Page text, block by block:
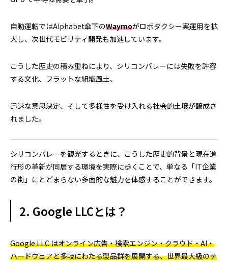
自動運転ではAlphabet傘下のWaymoがロボタクシー実運用を拡
大し、次世代モビリティ開発も加速しています。
こうした歴史の積み重ねにより、シリコンバレーには失敗を許容
する文化、フラットな組織風土、
迅速な意思決定、そして多様性を受け入れる社会的土壌が醸成さ
れました。
シリコンバレーを観光するときに、こうした歴史的背景と現在進
行形の革新が同居する環境を実際に歩くことで、単なる「IT企業
の街」にとどまらない多面的な魅力を体感することができます。
2. Google LLCとは？
Google LLC はオンライン広告・検索エンジン・クラウド・AI・
ハードウェアと多岐にわたる製品群を展開する、世界最大級のテ